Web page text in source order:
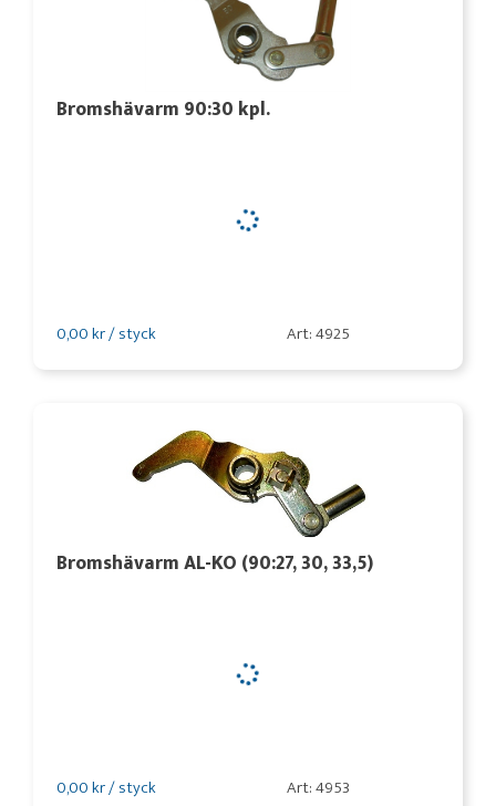
Bromshävarm 90:30 kpl.
0,00 kr / styck Art: 4925
Bromshävarm AL-KO (90:27, 30, 33,5)
0,00 kr / styck Art: 4953